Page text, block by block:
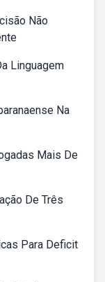
Não
Linguagem
Na
Mais De
De Três
Para Deficit